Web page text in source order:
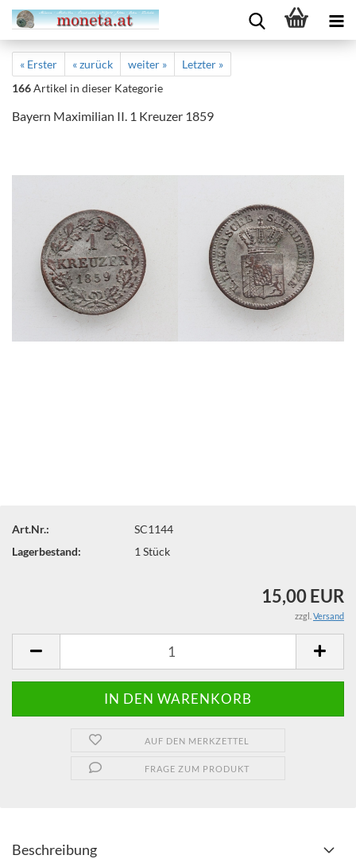
« Erster « zurück weiter »
Letzter »
166Artikel in dieser Kategorie
Bayern Maximilian II. 1 Kreuzer 1859
Art.Nr.:
SC1144
Lagerbestand:
1Stück
15,00 EUR
zzgl. Versand
AUF DEN MERKZETTEL
FRAGE ZUM PRODUKT
Beschreibung